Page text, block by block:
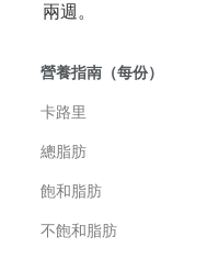
兩週。
營養指南（每份）
卡路里
總脂肪
飽和脂肪
不飽和脂肪